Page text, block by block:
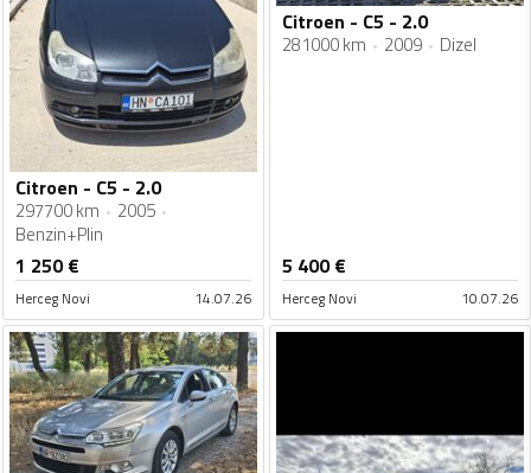
Citroen - C5 - 2.0
297700 km
2005
Benzin+Plin
1 250€
Herceg Novi 14.07.26
Citroen - C5 - 2.0
281000 km 2009 Dizel
5 400€
Herceg Novi 10.07.26